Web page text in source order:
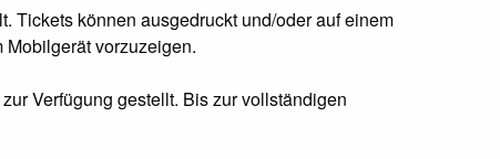
Tickets können ausgedruckt und/oder auf einem
vorzuzeigen.
Verfügung gestellt. Bis zur vollständigen